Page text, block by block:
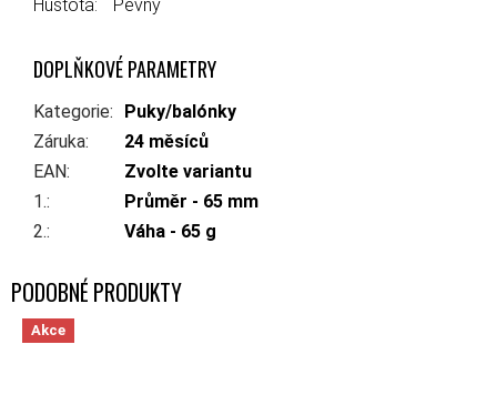
Hustota: Pevný
DOPLŇKOVÉ PARAMETRY
Kategorie:
Puky/balónky
Záruka:
24 měsíců
EAN:
Zvolte variantu
1.:
Průměr - 65 mm
2.: Váha - 65 g
Akce